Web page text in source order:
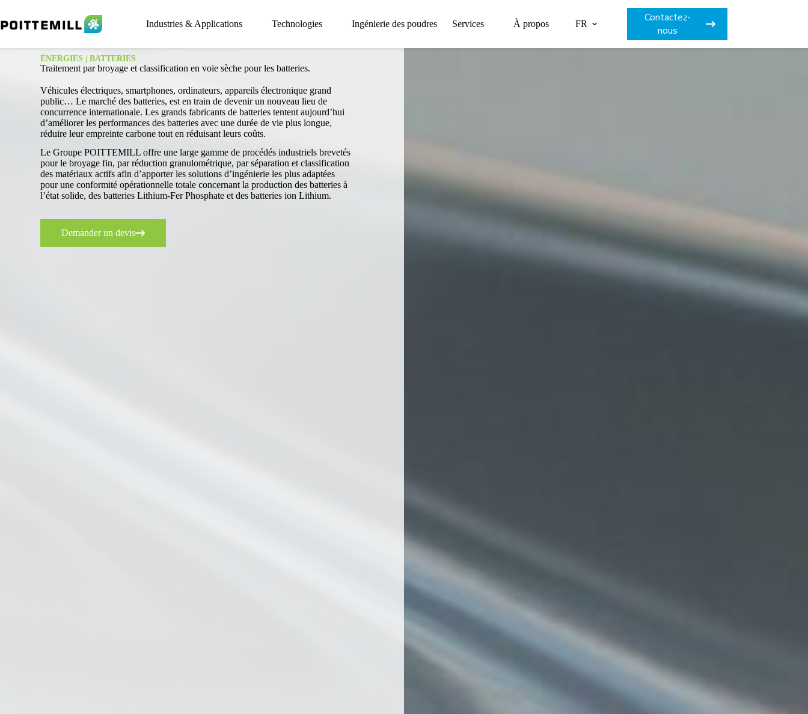
Industries & Applications Technologies Ingénierie des poudres Services À propos FR
Contactez-
nous
ÉNERGIES | BATTERIES
Traitement par broyage et classification en voie sèche pour les batteries.
Véhicules électriques, smartphones, ordinateurs, appareils électronique grand
public… Le marché des batteries, est en train de devenir un nouveau lieu de
concurrence internationale. Les grands fabricants de batteries tentent aujourd’hui
d’améliorer les performances des batteries avec une durée de vie plus longue,
réduire leur empreinte carbone tout en réduisant leurs coûts.
Le Groupe POITTEMILL offre une large gamme de procédés industriels brevetés
pour le broyage fin, par réduction granulométrique, par séparation et classification
des matériaux actifs afin d’apporter les solutions d’ingénierie les plus adaptées
pour une conformité opérationnelle totale concernant la production des batteries à
l’état solide, des batteries Lithium-Fer Phosphate et des batteries ion Lithium.
Demander un devis